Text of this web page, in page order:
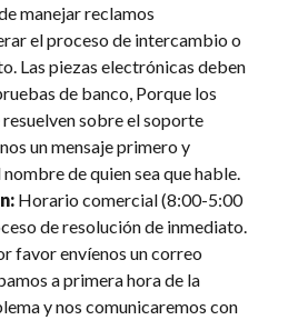
manejar reclamos
el proceso de intercambio o
Las piezas electrónicas deben
de banco, Porque los
sobre el soporte
un mensaje primero y
de quien sea que hable.
Horario comercial (8:00-5:00
de resolución de inmediato.
favor envíenos un correo
a primera hora de la
y nos comunicaremos con